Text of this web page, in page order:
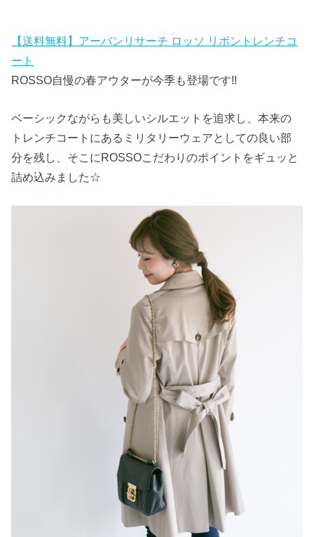
【送料無料】アーバンリサーチ ロッソ リボントレンチコ
ート
ROSSO自慢の春アウターが今季も登場です!!
ベーシックながらも美しいシルエットを追求し、本来の
トレンチコートにあるミリタリーウェアとしての良い部
分を残し、そこにROSSOこだわりのポイントをギュッと
詰め込みました☆